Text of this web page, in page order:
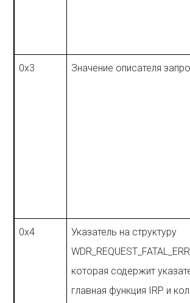
0x3 Значение описателя
0x4
Указатель на структуру
которая содержит
главная функция IRP и